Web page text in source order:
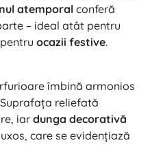
atemporalconferă
– ideal atât pentru
ocazii festive.
îmbină armonios
reliefată
iar dunga decorativă
care se evidențiază